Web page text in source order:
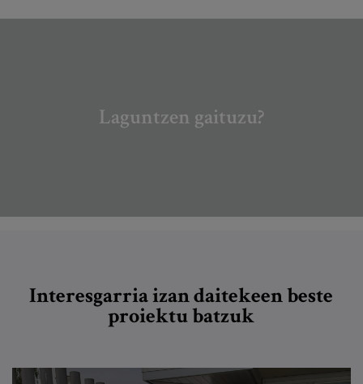
Laguntzen gaituzu?
Interesgarria izan daitekeen beste
proiektu batzuk